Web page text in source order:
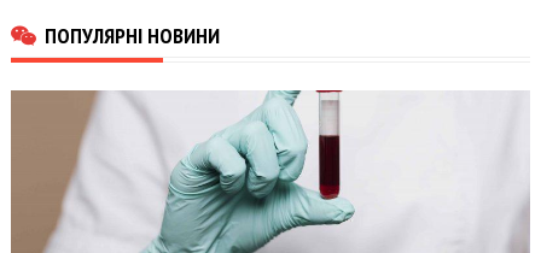
ПОПУЛЯРНІ НОВИНИ